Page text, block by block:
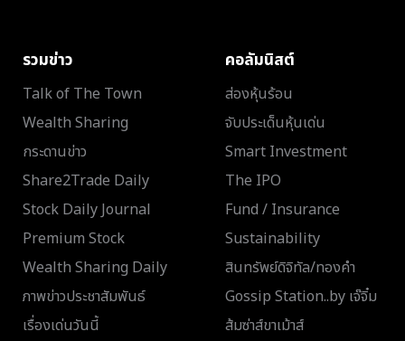
รวมข่าว
Talk of The Town
Wealth Sharing
กระดานข่าว
Share2Trade Daily
Stock Daily Journal
Premium Stock
Wealth Sharing Daily
ภาพข่าวประชาสัมพันธ์
เรื่องเด่นวันนี้
คอลัมนิสต์
ส่องหุ้นร้อน
จับประเด็นหุ้นเด่น
Smart Investment
The IPO
Fund / Insurance
Sustainability
สินทรัพย์ดิจิทัล/ทองคำ
Gossip Station..by เจ๊จิ๋ม
ส้มซ่าส์ขาเม้าส์